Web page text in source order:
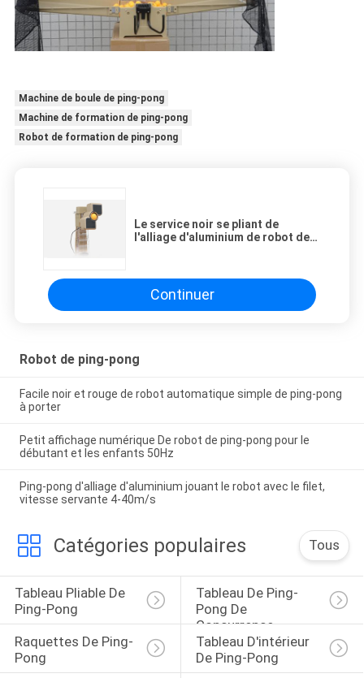
Machine de boule de ping-pong
Machine de formation de ping-pong
Robot de formation de ping-pong
Le service noir se pliant de
l'alliage d'aluminium de robot de
Continuer
Robot de ping-pong
Facile noir et rouge de robot automatique simple de ping-pong
à porter
Petit affichage numérique De robot de ping-pong pour le
débutant et les enfants 50Hz
Ping-pong d'alliage d'aluminium jouant le robot avec le filet,
vitesse servante 4-40m/s
Catégories populaires Tous
Tableau Pliable De
Ping-Pong
Tableau De Ping-
Pong De
Concurrence
Raquettes De Ping-
Pong
Tableau D'intérieur
De Ping-Pong